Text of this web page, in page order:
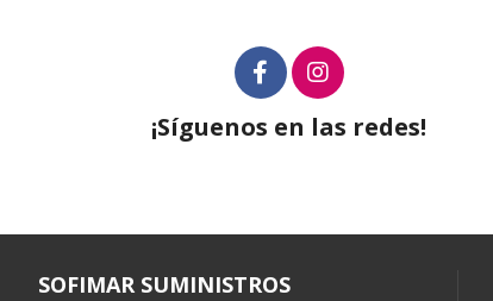
¡Síguenos en las redes!
SOFIMAR SUMINISTROS